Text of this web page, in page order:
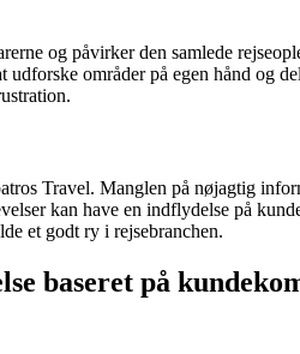
og påvirker den samlede
områder på egen hånd og
Travel. Manglen på nøjagtig
kan have en indflydelse på
et godt ry i rejsebranchen.
baseret på